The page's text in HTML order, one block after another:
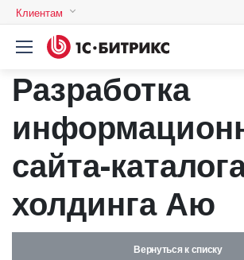
Клиентам
Авторизация
Логин
Пароль
компьютере
Разработка
сайта-
холдинга Аю
Вернуться к списку